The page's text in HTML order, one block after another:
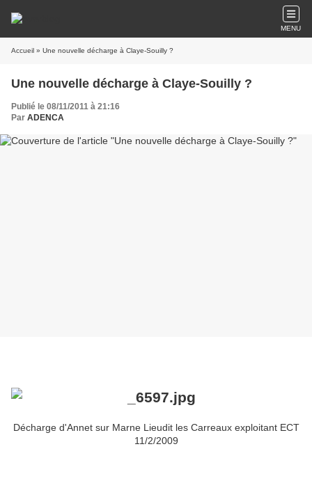
MENU
Accueil » Une nouvelle décharge à Claye-Souilly ?
Une nouvelle décharge à Claye-Souilly ?
Publié le 08/11/2011 à 21:16
Par ADENCA
Décharge d'Annet sur Marne Lieudit les Carreaux exploitant ECT
11/2/2009